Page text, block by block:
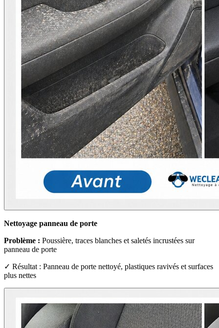
Nettoyage panneau de porte
Problème : Poussière, traces blanches et saletés incrustées sur
panneau de porte
✓ Résultat : Panneau de porte nettoyé, plastiques ravivés et surfaces
plus nettes